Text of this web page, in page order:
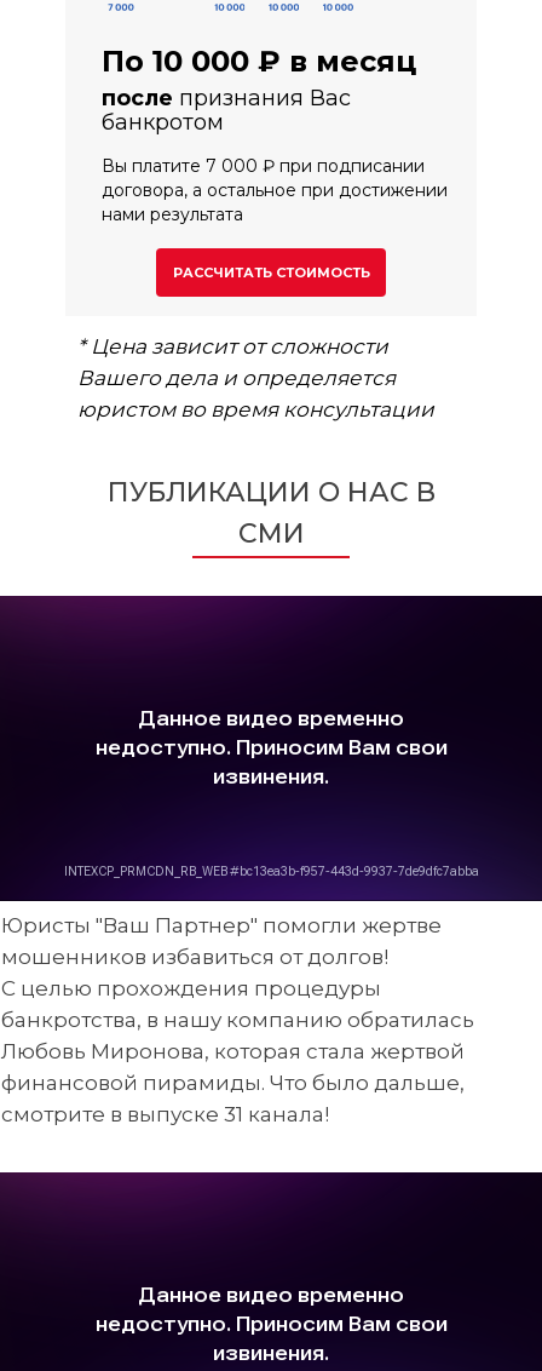
* Цена зависит от сложности
Вашего дела и определяется
юристом во время консультации
РАССЧИТАТЬ СТОИМОСТЬ
Вы платите 7 000 ₽ при подписании
договора, а остальное при достижении
нами результата
после признания Вас
банкротом
По 10 000 ₽ в месяц
ПУБЛИКАЦИИ О НАС В
СМИ
Юристы "Ваш Партнер" помогли жертве
мошенников избавиться от долгов!
С целью прохождения процедуры
банкротства, в нашу компанию обратилась
Любовь Миронова, которая стала жертвой
финансовой пирамиды. Что было дальше,
смотрите в выпуске 31 канала!